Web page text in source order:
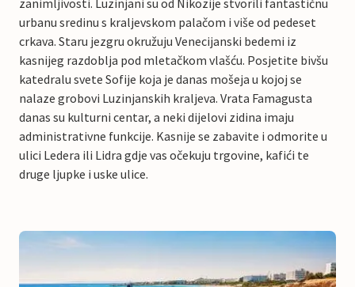
urbanu sredinu s kraljevskom palačom i više od pedeset
crkava. Staru jezgru okružuju Venecijanski bedemi iz
kasnijeg razdoblja pod mletačkom vlašću. Posjetite bivšu
katedralu svete Sofije koja je danas mošeja u kojoj se
nalaze grobovi Luzinjanskih kraljeva. Vrata Famagusta
danas su kulturni centar, a neki dijelovi zidina imaju
administrativne funkcije. Kasnije se zabavite i odmorite u
ulici Ledera ili Lidra gdje vas očekuju trgovine, kafići te
druge ljupke i uske ulice.